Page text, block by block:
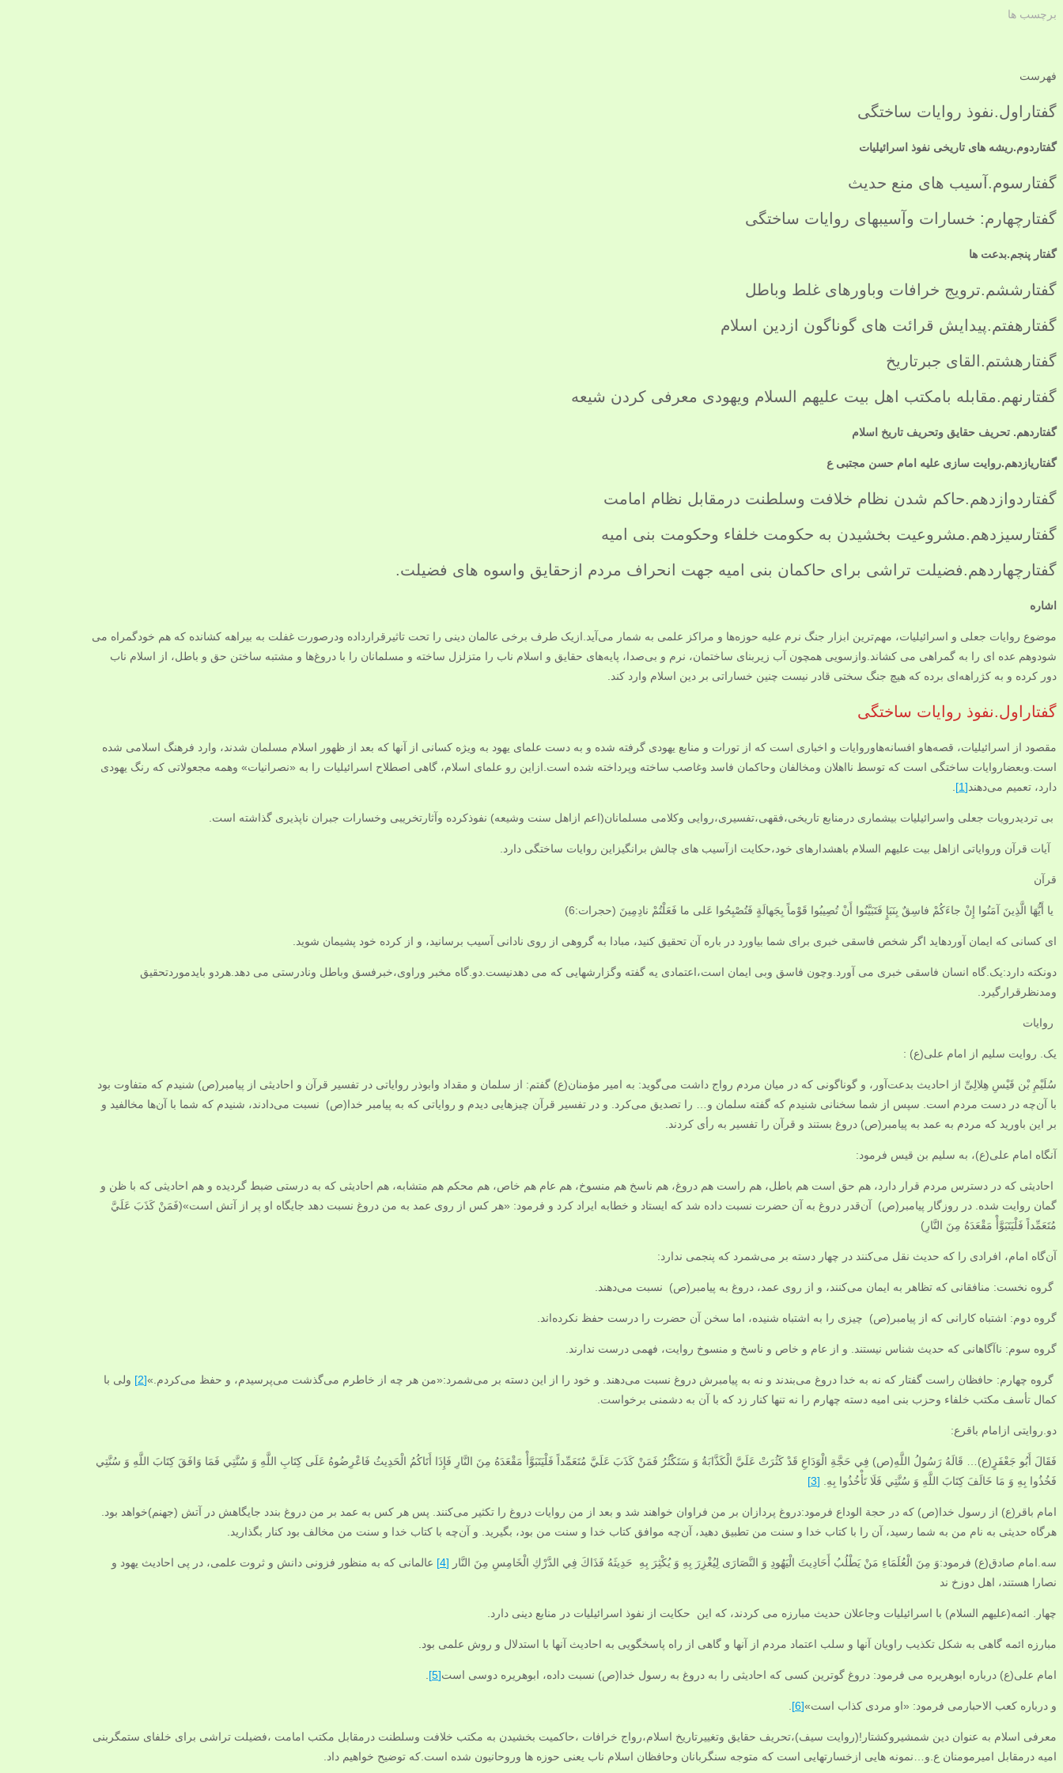
برچسب ها
فهرست
گفتاراول.نفوذ روایات ساختگی
گفتاردوم.ریشه های تاریخی نفوذ اسرائیلیات
گفتارسوم.آسیب های منع حدیث
گفتارچهارم: خسارات وآسیبهای روایات ساختگی
گفتار پنجم.بدعت ها
گفتارششم.ترویج خرافات وباورهای غلط وباطل
گفتارهفتم.پیدایش قرائت های گوناگون ازدین اسلام
گفتارهشتم.القای جبرتاریخ
گفتارنهم.مقابله بامکتب اهل بیت علیهم السلام ویهودی معرفی کردن شیعه
گفتاردهم. تحریف حقایق وتحریف تاریخ اسلام
گفتاریازدهم.روایت سازی علیه امام حسن مجتبی ع
گفتاردوازدهم.حاکم شدن نظام خلافت وسلطنت درمقابل نظام امامت
گفتارسیزدهم.مشروعیت بخشیدن به حکومت خلفاء وحکومت بنی امیه
گفتارچهاردهم.فضیلت تراشی برای حاکمان بنی امیه جهت انحراف مردم ازحقایق واسوه های فضیلت.
اشاره
موضوع روایات جعلی و اسرائیلیات، مهم‌ترین ابزار جنگ نرم علیه حوزه‌ها و مراکز علمی به شمار می‌آید.ازیک طرف برخی عالمان دینی را تحت تاثیرقرارداده ودرصورت غفلت به بیراهه کشانده که هم خودگمراه می
شودوهم عده ای را به گمراهی می کشاند.وازسویی همچون آب زیربنای ساختمان، نرم و بی‌صدا، پایه‌های حقایق و اسلام ناب را متزلزل ساخته و مسلمانان را با دروغ‌ها و مشتبه ساختن حق و باطل، از اسلام ناب
دور کرده و به کژراهه‌ای برده که هیچ جنگ سختی قادر نیست چنین خساراتی بر دین اسلام وارد کند.
گفتاراول.نفوذ روایات ساختگی
مقصود از اسرائیلیات، قصه‌هاو افسانه‌هاوروایات و اخباری است که از تورات و منابع یهودی گرفته شده و به دست علمای یهود به ویژه کسانی از آنها که بعد از ظهور اسلام مسلمان شدند، وارد فرهنگ اسلامی شده
است.وبعضاروایات ساختگی است که توسط نااهلان ومخالفان وحاکمان فاسد وغاصب ساخته وپرداخته شده است.ازاین رو علمای اسلام، گاهی اصطلاح اسرائیلیات را به «نصرانیات» وهمه مجعولاتی که رنگ یهودی
دارد، تعمیم می‌دهند[1]
بی تردیدرویات جعلی واسرائیلیات بیشماری درمنابع تاریخی،فقهی،تفسیری،روایی وکلامی مسلمانان(اعم ازاهل سنت وشیعه) نفوذکرده وآثارتخریبی وخسارات جبران ناپذیری گذاشته است.
آیات قرآن وروایاتی ازاهل بیت علیهم السلام باهشدارهای خود،حکایت ازآسیب های چالش برانگیزاین روایات ساختگی دارد.
قرآن
يا أَيُّهَا الَّذِينَ آمَنُوا إِنْ جاءَكُمْ فاسِقٌ بِنَبَإٍ فَتَبَيَّنُوا أَنْ تُصِيبُوا قَوْماً بِجَهالَةٍ فَتُصْبِحُوا عَلى‏ ما فَعَلْتُمْ نادِمِينَ (حجرات:6)
اى كسانى كه ايمان آورده‏ايد اگر شخص فاسقى خبرى براى شما بياورد در باره آن تحقيق كنيد، مبادا به گروهى از روى نادانى آسيب برسانيد، و از كرده خود پشيمان شويد.
دونکته دارد:یک.گاه انسان فاسقی خبری می آورد.وچون فاسق وبی ایمان است،اعتمادی یه گفته وگزارشهایی که می دهدنیست.دو.گاه مخبر وراوی،خبرفسق وباطل ونادرستی می دهد.هردو بایدموردتحقیق
ومدنظرقرارگیرد.
روایات
یک. روایت سلیم از امام علی‌(ع) :
سُلَیْمِ بْن قَیْسِ هِلالِیِّ از احادیث بدعت‌آور، و گوناگونی که در میان مردم رواج داشت می‌گوید: به امیر مؤمنان‌(ع) گفتم: از سلمان و مقداد وابوذر روایاتی در تفسیر قرآن و احادیثی از پیامبر‌‌(ص) شنیدم که متفاوت بود
با آن‌چه در دست مردم است. سپس از شما سخنانی شنیدم که گفته سلمان و… را تصدیق می‌کرد. و در تفسیر قرآن چیزهایی دیدم و روایاتی که به پیامبر‌ خدا‌(ص) نسبت می‌دادند، شنیدم که شما با آن‌ها مخالفید و
بر این باورید که مردم به عمد به پیامبر(ص) دروغ بستند و قرآن را تفسیر به رأی کردند.
آنگاه امام علی(ع)، به سلیم بن قیس فرمود:
احادیثی که در دسترس مردم قرار دارد، هم حق است هم باطل، هم راست هم دروغ، هم ناسخ هم منسوخ، هم عام هم خاص، هم محکم هم متشابه، هم احادیثی که به درستی ضبط گردیده و هم احادیثی که با ظن و
گمان روایت شده. در روزگار پیامبر‌‌(ص) آن‌قدر دروغ به آن حضرت نسبت داده شد که ایستاد و خطابه ایراد کرد و فرمود: «هر کس از روی عمد به من دروغ نسبت دهد جایگاه او پر از آتش است»(فَمَنْ كَذَبَ عَلَيَّ
مُتَعَمِّداً فَلْيَتَبَوَّأْ مَقْعَدَهُ مِنَ النَّارِ)
آن‌گاه امام، افرادی را که حدیث نقل می‌کنند در چهار دسته بر می‌شمرد که پنجمی ندارد:
گروه نخست: منافقانی که تظاهر به ایمان می‌کنند، و از روی عمد، دروغ به پیامبر‌‌(ص) نسبت می‌دهند.
گروه دوم: اشتباه کارانی که از پیامبر‌‌(ص) چیزی را به اشتباه شنیده، اما سخن آن حضرت را درست حفظ نکرده‌اند.
گروه سوم: ناآگاهانی که حدیث شناس نیستند. و از عام و خاص و ناسخ و منسوخ روایت، فهمی درست ندارند.
گروه چهارم: حافظان راست گفتار که نه به خدا دروغ می‌بندند و نه به پیامبرش دروغ نسبت می‌دهند. و خود را از این دسته بر می‌شمرد:«من هر چه از خاطرم می‌گذشت می‌پرسیدم،‌ و حفظ می‌کردم.»[2]
ولی با
کمال تأسف مکتب خلفاء وحزب بنی امیه دسته چهارم را نه تنها کنار زد که با آن به دشمنی برخواست.
دو.روایتی ازامام باقرع:
فَقَالَ أَبُو جَعْفَرٍ(ع)‌… قَالَهُ رَسُولُ اللَّهِ‌(ص) فِي حَجَّةِ الْوَدَاعِ قَدْ كَثُرَتْ عَلَيَّ الْكَذَّابَةُ وَ سَتَكْثُرُ فَمَنْ كَذَبَ عَلَيَّ مُتَعَمِّداً فَلْيَتَبَوَّأْ مَقْعَدَهُ مِنَ النَّارِ فَإِذَا أَتَاكُمُ الْحَدِيثُ فَاعْرِضُوهُ عَلَى كِتَابِ اللَّهِ وَ سُنَّتِي فَمَا وَافَقَ كِتَابَ اللَّهِ وَ سُنَّتِي
فَخُذُوا بِهِ وَ مَا خَالَفَ كِتَابَ اللَّهِ وَ سُنَّتِي فَلَا تَأْخُذُوا بِهِ. [3]
امام باقر(ع) از رسول خدا‌(ص) که در حجة الوداع فرمود:‌دروغ پردازان بر من فراوان خواهند شد و بعد از من روایات دروغ را تکثیر می‌کنند. پس هر کس به عمد بر من دروغ بندد جایگاهش در آتش (جهنم)خواهد بود.
هرگاه حدیثی به نام من به شما رسید، آن را با کتاب خدا و سنت من تطبیق دهید، آن‌چه موافق کتاب خدا و سنت من بود، بگیرید. و آن‌چه با کتاب خدا و سنت من مخالف بود کنار بگذارید.
سه.امام صادق(ع) فرمود:وَ مِنَ الْعُلَمَاءِ مَنْ يَطْلُبُ أَحَادِيثَ الْيَهُودِ وَ النَّصَارَى لِيُغْزِرَ بِهِ وَ يُكْثِرَ بِهِ‏ حَدِيثَهُ فَذَاكَ فِي الدَّرْكِ الْخَامِسِ مِنَ النَّار [4]
عالمانی که به منظور فزونی دانش و ثروت علمی، در پی احادیث یهود و
نصارا هستند، اهل دوزخ ند
چهار. ائمه(علیهم السلام) با اسرائیلیات وجاعلان حدیث مبارزه می کردند، که این حکایت از نفوذ اسرائیلیات در منابع دینی دارد.
مبارزه ائمه گاهی به شکل تکذیب راویان آنها و سلب اعتماد مردم از آنها و گاهی از راه پاسخگویی به احادیث آنها با استدلال و روش علمی بود.
امام علی(ع) درباره ابوهریره می فرمود: دروغ گوترین کسی که احادیثی را به دروغ به رسول خدا(ص) نسبت داده، ابوهریره دوسی است[5]
و درباره کعب الاحبارمی فرمود: «او مردی کذاب است»[6]
معرفی اسلام به عنوان دین شمشیروکشتار!(روایت سیف)،تحریف حقایق وتغییرتاریخ اسلام،رواج خرافات ،حاکمیت بخشیدن به مکتب خلافت وسلطنت درمقابل مکتب امامت ،فضیلت تراشی برای خلفای ستمگربنی
امیه درمقابل امیرمومنان ع.و…نمونه هایی ازخسارتهایی است که متوجه سنگربانان وحافظان اسلام ناب یعنی حوزه ها وروحانیون شده است.که توضیح خواهیم داد.